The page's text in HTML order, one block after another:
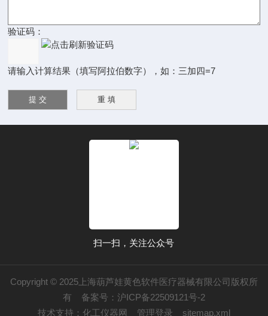
验证码：
请输入计算结果（填写阿拉伯数字），如：三加四=7
扫一扫，关注公众号
Copyright © 2025上海葫芦娃黄色软件医疗器械有限公司版权所
有 备案号：沪ICP备22509121号-2
技术支持： 化工仪器网 管理登录 sitemap.xml